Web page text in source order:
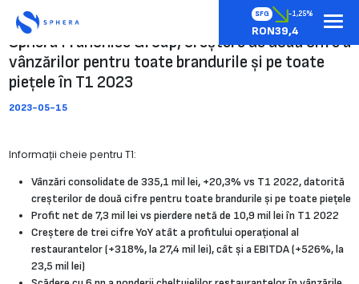
SFG -1,25%
RON39,4
Sphera Franchise Group, creștere de două cifre a
vânzărilor pentru toate brandurile și pe toate
piețele în T1 2023
2023-05-15
Informații cheie pentru T1:
Vânzări consolidate de 335,1 mil lei, +20,3% vs T1 2022, datorită
creșterilor de două cifre pentru toate brandurile și pe toate piețele
Profit net de 7,3 mil lei vs pierdere netă de 10,9 mil lei în T1 2022
Creștere de trei cifre YoY atât a profitului operațional al
restaurantelor (+318%, la 27,4 mil lei), cât și a EBITDA (+526%, la
23,5 mil lei)